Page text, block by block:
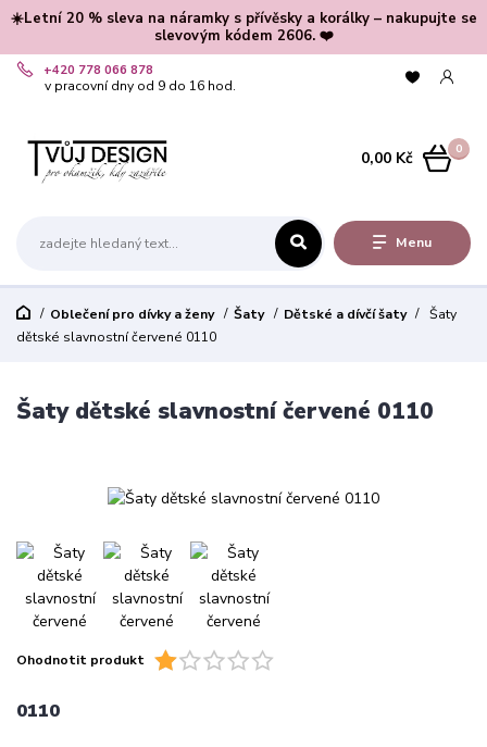
☀️Letní 20 % sleva na náramky s přívěsky a korálky – nakupujte se
slevovým kódem 2606. ❤️
Menu
+420 778 066 878
v pracovní dny od 9 do 16 hod.
0
0,00 Kč
Oblečení pro dívky a ženy Šaty Dětské a dívčí šaty
Šaty
dětské slavnostní červené 0110
Šaty dětské slavnostní červené 0110
Ohodnotit produkt
0110